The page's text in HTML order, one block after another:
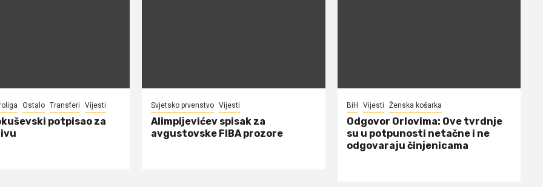
Ostalo Transferi Vijesti
potpisao za
Svjetsko prvenstvo Vijesti
Alimpijevićev spisak za
avgustovske FIBA prozore
BiH Vijesti Ženska košarka
Odgovor Orlovima: ​Ove tvrdnje
su u potpunosti netačne i ne
odgovaraju činjenicama